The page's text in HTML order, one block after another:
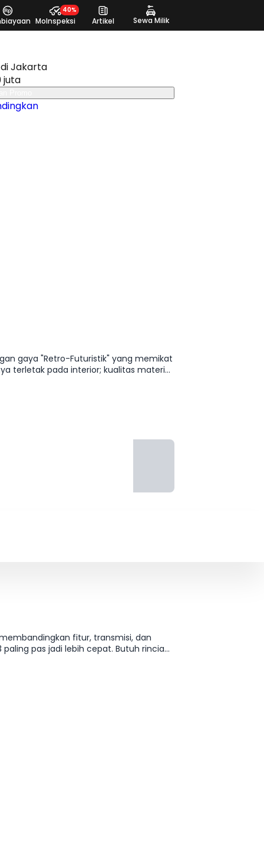
MoInspeksi
40%
Artikel Sewa Milik
Jakarta
juta
gaya "Retro-Futuristik" yang memikat
fitur, transmisi, dan
pas jadi lebih cepat. Butuh rincian